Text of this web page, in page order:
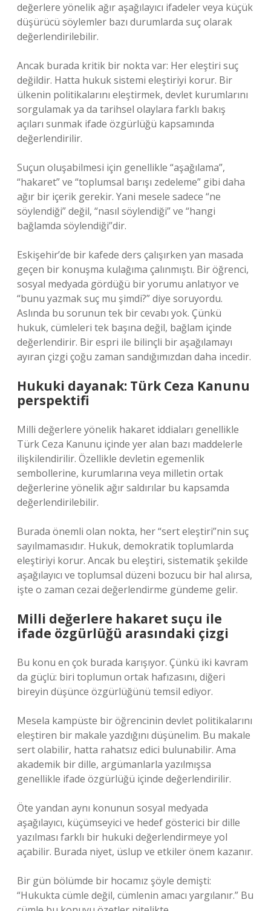
değerlere yönelik ağır aşağılayıcı ifadeler veya küçük
düşürücü söylemler bazı durumlarda suç olarak
değerlendirilebilir.
Ancak burada kritik bir nokta var: Her eleştiri suç
değildir. Hatta hukuk sistemi eleştiriyi korur. Bir
ülkenin politikalarını eleştirmek, devlet kurumlarını
sorgulamak ya da tarihsel olaylara farklı bakış
açıları sunmak ifade özgürlüğü kapsamında
değerlendirilir.
Suçun oluşabilmesi için genellikle “aşağılama”,
“hakaret” ve “toplumsal barışı zedeleme” gibi daha
ağır bir içerik gerekir. Yani mesele sadece “ne
söylendiği” değil, “nasıl söylendiği” ve “hangi
bağlamda söylendiği”dir.
Eskişehir’de bir kafede ders çalışırken yan masada
geçen bir konuşma kulağıma çalınmıştı. Bir öğrenci,
sosyal medyada gördüğü bir yorumu anlatıyor ve
“bunu yazmak suç mu şimdi?” diye soruyordu.
Aslında bu sorunun tek bir cevabı yok. Çünkü
hukuk, cümleleri tek başına değil, bağlam içinde
değerlendirir. Bir espri ile bilinçli bir aşağılamayı
ayıran çizgi çoğu zaman sandığımızdan daha incedir.
Hukuki dayanak: Türk Ceza Kanunu
perspektifi
Milli değerlere yönelik hakaret iddiaları genellikle
Türk Ceza Kanunu içinde yer alan bazı maddelerle
ilişkilendirilir. Özellikle devletin egemenlik
sembollerine, kurumlarına veya milletin ortak
değerlerine yönelik ağır saldırılar bu kapsamda
değerlendirilebilir.
Burada önemli olan nokta, her “sert eleştiri”nin suç
sayılmamasıdır. Hukuk, demokratik toplumlarda
eleştiriyi korur. Ancak bu eleştiri, sistematik şekilde
aşağılayıcı ve toplumsal düzeni bozucu bir hal alırsa,
işte o zaman cezai değerlendirme gündeme gelir.
Milli değerlere hakaret suçu ile
ifade özgürlüğü arasındaki çizgi
Bu konu en çok burada karışıyor. Çünkü iki kavram
da güçlü: biri toplumun ortak hafızasını, diğeri
bireyin düşünce özgürlüğünü temsil ediyor.
Mesela kampüste bir öğrencinin devlet politikalarını
eleştiren bir makale yazdığını düşünelim. Bu makale
sert olabilir, hatta rahatsız edici bulunabilir. Ama
akademik bir dille, argümanlarla yazılmışsa
genellikle ifade özgürlüğü içinde değerlendirilir.
Öte yandan aynı konunun sosyal medyada
aşağılayıcı, küçümseyici ve hedef gösterici bir dille
yazılması farklı bir hukuki değerlendirmeye yol
açabilir. Burada niyet, üslup ve etkiler önem kazanır.
Bir gün bölümde bir hocamız şöyle demişti:
“Hukukta cümle değil, cümlenin amacı yargılanır.” Bu